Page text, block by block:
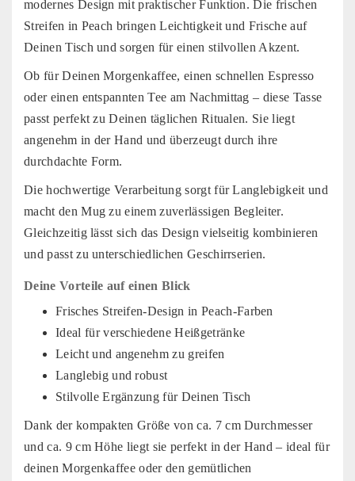
modernes Design mit praktischer Funktion. Die frischen
Streifen in Peach bringen Leichtigkeit und Frische auf
Deinen Tisch und sorgen für einen stilvollen Akzent.
Ob für Deinen Morgenkaffee, einen schnellen Espresso
oder einen entspannten Tee am Nachmittag – diese Tasse
passt perfekt zu Deinen täglichen Ritualen. Sie liegt
angenehm in der Hand und überzeugt durch ihre
durchdachte Form.
Die hochwertige Verarbeitung sorgt für Langlebigkeit und
macht den Mug zu einem zuverlässigen Begleiter.
Gleichzeitig lässt sich das Design vielseitig kombinieren
und passt zu unterschiedlichen Geschirrserien.
Deine Vorteile auf einen Blick
Frisches Streifen-Design in Peach-Farben
Ideal für verschiedene Heißgetränke
Leicht und angenehm zu greifen
Langlebig und robust
Stilvolle Ergänzung für Deinen Tisch
Dank der kompakten Größe von ca. 7 cm Durchmesser
und ca. 9 cm Höhe liegt sie perfekt in der Hand – ideal für
deinen Morgenkaffee oder den gemütlichen